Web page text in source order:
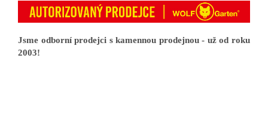
Jsme odborní prodejci s kamennou prodejnou - už od roku
2003!